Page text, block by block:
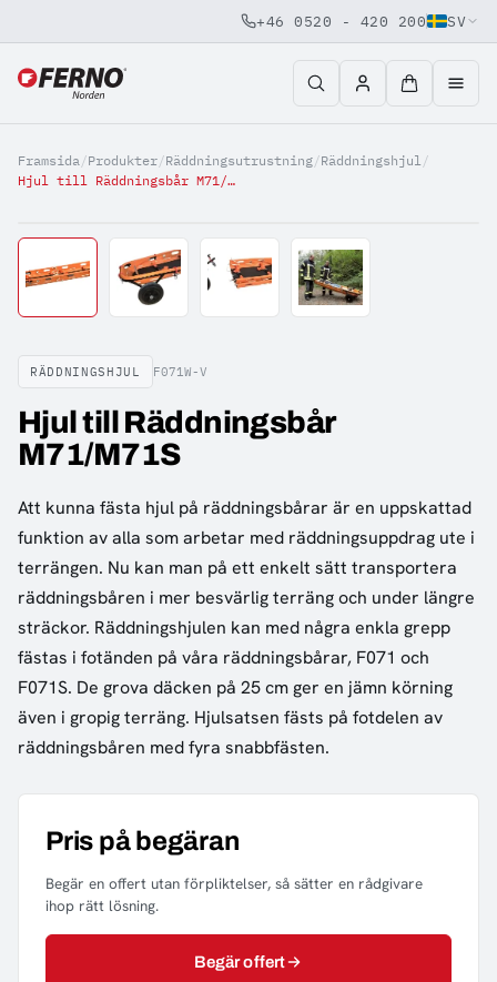
Jump to content
+46 0520 - 420 200 SV
Framsida/Produkter/Räddningsutrustning/Räddningshjul/
Hjul till Räddningsbår M71/M71S
RÄDDNINGSHJUL F071W-V
Hjul till Räddningsbår
M71/M71S
Att kunna fästa hjul på räddningsbårar är en uppskattad
funktion av alla som arbetar med räddningsuppdrag ute i
terrängen. Nu kan man på ett enkelt sätt transportera
räddningsbåren i mer besvärlig terräng och under längre
sträckor. Räddningshjulen kan med några enkla grepp
fästas i fotänden på våra räddningsbårar, F071 och
F071S. De grova däcken på 25 cm ger en jämn körning
även i gropig terräng. Hjulsatsen fästs på fotdelen av
räddningsbåren med fyra snabbfästen.
Pris på begäran
Begär en offert utan förpliktelser, så sätter en rådgivare
ihop rätt lösning.
Begär offert